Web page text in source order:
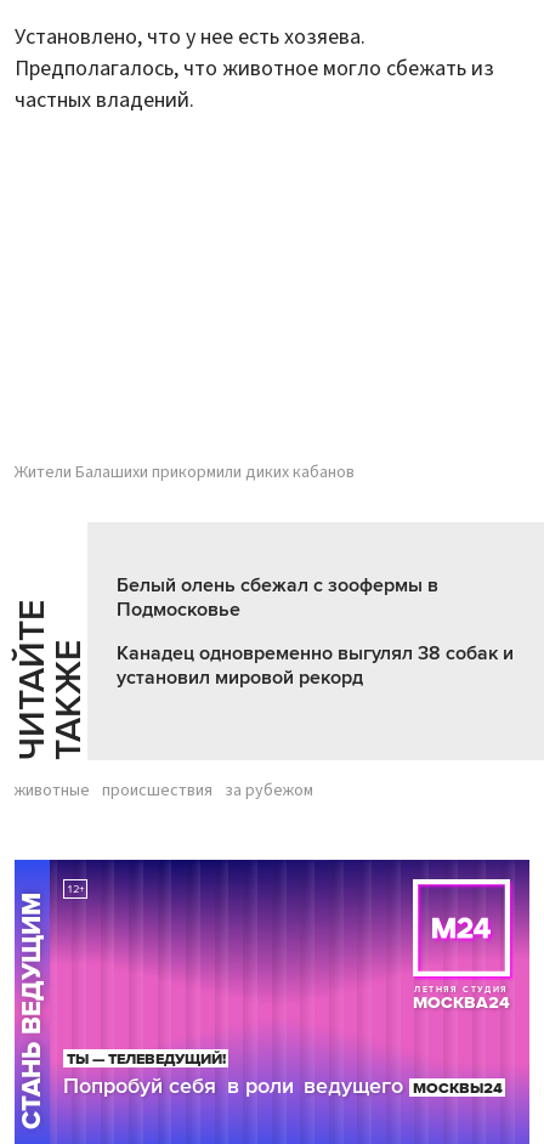
Установлено, что у нее есть хозяева.
Предполагалось, что животное могло сбежать из
частных владений.
Жители Балашихи прикормили диких кабанов
Ч
И
Т
АЙ
Т
Е
Т
А
К
ЖЕ
Белый олень сбежал с зоофермы в
Подмосковье
Канадец одновременно выгулял 38 собак и
установил мировой рекорд
животные происшествия за рубежом